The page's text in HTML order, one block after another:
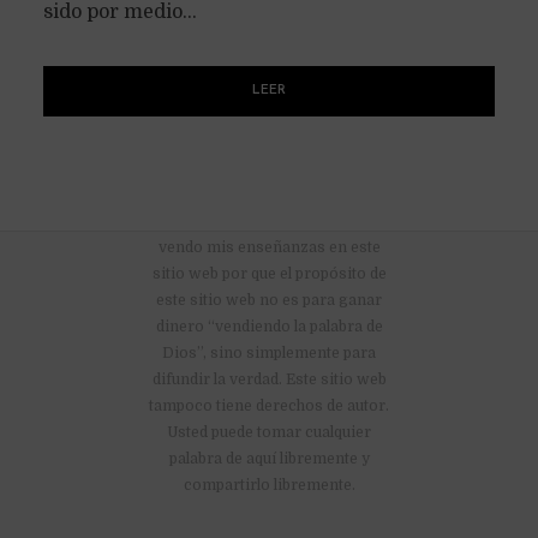
sido por medio...
LEER
vendo mis enseñanzas en este
sitio web por que el propósito de
este sitio web no es para ganar
dinero “vendiendo la palabra de
Dios”, sino simplemente para
difundir la verdad. Este sitio web
tampoco tiene derechos de autor.
Usted puede tomar cualquier
palabra de aquí libremente y
compartirlo libremente.